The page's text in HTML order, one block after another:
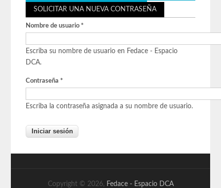
SOLICITAR UNA NUEVA CONTRASEÑA
Nombre de usuario*
Escriba su nombre de usuario en Fedace - Espacio
DCA.
Contraseña*
Escriba la contraseña asignada a su nombre de usuario.
Copyright © 2026, Fedace - Espacio DCA